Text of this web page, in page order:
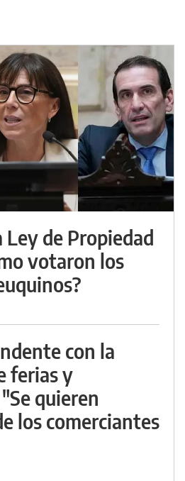
de Propiedad
votaron los
con la
ferias y
quieren
los comerciantes